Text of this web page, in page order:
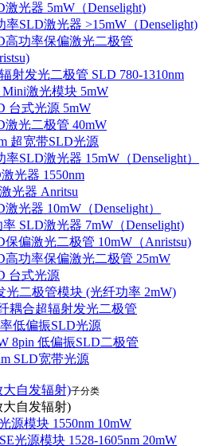
激光器 5mW（Denselight)
率SLD激光器 >15mW（Denselight)
高功率保偏激光二极管
射发光二极管 SLD 780-1310nm
Mini激光模块 5mW
台式光源 5mW
激光二极管 40mW
超宽带SLD光源
率SLD激光器 15mW（Denselight）
光器 1550nm
光器 Anritsu
激光器 10mW（Denselight）
率 SLD激光器 7mW（Denselight)
保偏激光二极管 10mW（Anristsu)
高功率保偏激光二极管 25mW
台式光源
光二极管模块 (光纤功率 2mW)
耦合超辐射发光二极管
低偏振SLD光源
8pin 低偏振SLD二极管
SLD宽带光源
大自发辐射)子分类
大自发辐射)
源模块 1550nm 10mW
光源模块 1528-1605nm 20mW